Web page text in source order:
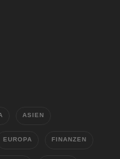
ASIEN
EUROPA FINANZEN